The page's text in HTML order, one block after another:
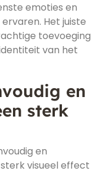
emoties en
Het juiste
toevoeging
van het
en
sterk
en
visueel effect